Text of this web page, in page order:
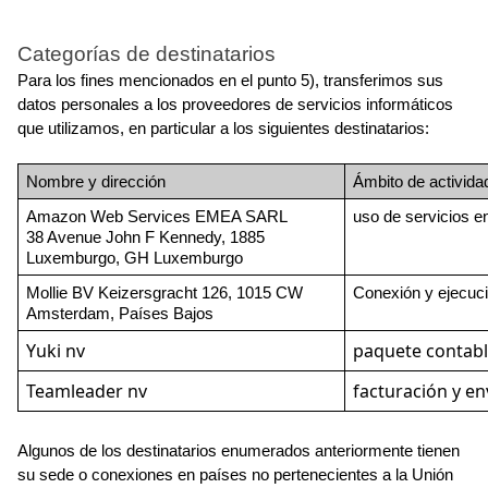
Categorías de destinatarios
Para los fines mencionados en el punto 5), transferimos sus
datos personales a los proveedores de servicios informáticos
que utilizamos, en particular a los siguientes destinatarios:
Nombre y dirección
Ámbito de
Amazon Web Services EMEA SARL
38 Avenue John F Kennedy, 1885
Luxemburgo, GH Luxemburgo
uso de servicios
Mollie BV Keizersgracht 126, 1015 CW
Amsterdam, Países Bajos
Conexión y
Yuki nv
paquete
Teamleader nv
facturación y
Algunos de los destinatarios enumerados anteriormente tienen
su sede o conexiones en países no pertenecientes a la Unión